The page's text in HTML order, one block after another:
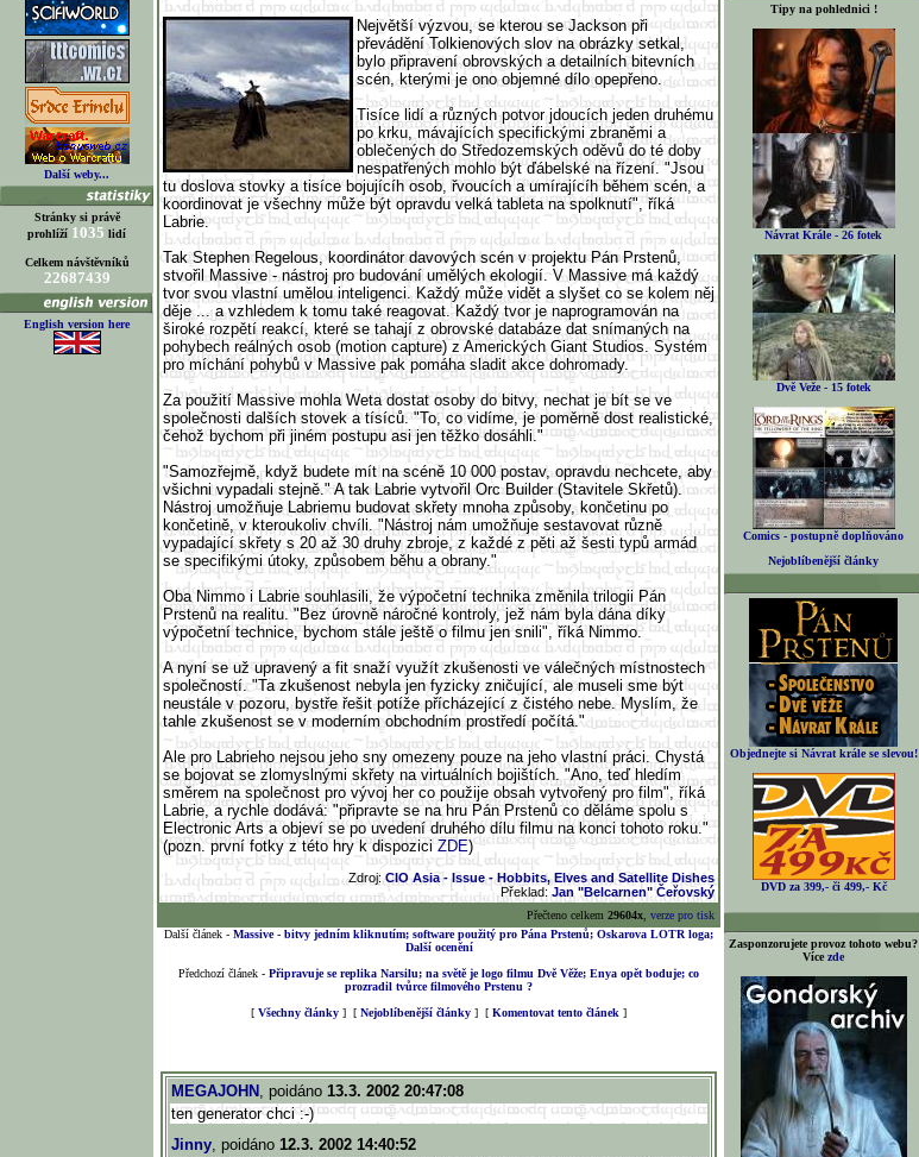
Další weby...
Stránky si právě
prohlíží 1035 lidí
Celkem návštěvníků
22687439
English version here
Největší výzvou, se kterou se Jackson při
převádění Tolkienových slov na obrázky setkal,
bylo připravení obrovských a detailních bitevních
scén, kterými je ono objemné dílo opepřeno.
Tisíce lidí a různých potvor jdoucích jeden druhému
po krku, mávajících specifickými zbraněmi a
oblečených do Středozemských oděvů do té doby
nespatřených mohlo být ďábelské na řízení. "Jsou
tu doslova stovky a tisíce bojujícíh osob, řvoucích a umírajícíh během scén, a
koordinovat je všechny může být opravdu velká tableta na spolknutí", říká
Labrie.
Tak Stephen Regelous, koordinátor davových scén v projektu Pán Prstenů,
stvořil Massive - nástroj pro budování umělých ekologií. V Massive má každý
tvor svou vlastní umělou inteligenci. Každý může vidět a slyšet co se kolem něj
děje ... a vzhledem k tomu také reagovat. Každý tvor je naprogramován na
široké rozpětí reakcí, které se tahají z obrovské databáze dat snímaných na
pohybech reálných osob (motion capture) z Amerických Giant Studios. Systém
pro míchání pohybů v Massive pak pomáha sladit akce dohromady.
Za použití Massive mohla Weta dostat osoby do bitvy, nechat je bít se ve
společnosti dalších stovek a tísíců. "To, co vidíme, je poměrně dost realistické,
čehož bychom při jiném postupu asi jen těžko dosáhli."
"Samozřejmě, když budete mít na scéně 10 000 postav, opravdu nechcete, aby
všichni vypadali stejně." A tak Labrie vytvořil Orc Builder (Stavitele Skřetů).
Nástroj umožňuje Labriemu budovat skřety mnoha způsoby, končetinu po
končetině, v kteroukoliv chvíli. "Nástroj nám umožňuje sestavovat různě
vypadající skřety s 20 až 30 druhy zbroje, z každé z pěti až šesti typů armád
se specifikými útoky, způsobem běhu a obrany."
Oba Nimmo i Labrie souhlasili, že výpočetní technika změnila trilogii Pán
Prstenů na realitu. "Bez úrovně náročné kontroly, jež nám byla dána díky
výpočetní technice, bychom stále ještě o filmu jen snili", říká Nimmo.
A nyní se už upravený a fit snaží využít zkušenosti ve válečných místnostech
společností. "Ta zkušenost nebyla jen fyzicky zničující, ale museli sme být
neustále v pozoru, bystře řešit potíže přícházející z čistého nebe. Myslím, že
tahle zkušenost se v moderním obchodním prostředí počítá."
Ale pro Labrieho nejsou jeho sny omezeny pouze na jeho vlastní práci. Chystá
se bojovat se zlomyslnými skřety na virtuálních bojištích. "Ano, teď hledím
směrem na společnost pro vývoj her co použije obsah vytvořený pro film", říká
Labrie, a rychle dodává: "připravte se na hru Pán Prstenů co děláme spolu s
Electronic Arts a objeví se po uvedení druhého dílu filmu na konci tohoto roku."
(pozn. první fotky z této hry k dispoziciZDE)
Zdroj:CIO Asia - Issue - Hobbits, Elves and Satellite Dishes
Překlad: Jan "Belcarnen" Čeřovský
Přečteno celkem 29604x verze pro tisk
Další článek - Massive - bitvy jedním kliknutím; software použitý pro Pána Prstenů; Oskarova LOTR loga;
Další ocenění
Předchozí článek - Připravuje se replika Narsilu; na světě je logo filmu Dvě Věže; Enya opět boduje; co
prozradil tvůrce filmového Prstenu ?
[ Všechny články ] [ Nejoblíbenější články ] [ Komentovat tento článek ]
MEGAJOHN , poidáno 13.3. 2002 20:47:08
ten generator chci :-)
Jinny, poidáno 12.3. 2002 14:40:52
Tipy na pohlednici !
Návrat Krále - 26 fotek
Dvě Veže - 15 fotek
Comics - postupně doplňováno
Nejoblíbenější články
Objednejte si Návrat krále se slevou!
DVD za 399,- či 499,- Kč
Zasponzorujete provoz tohoto webu?
Více zde